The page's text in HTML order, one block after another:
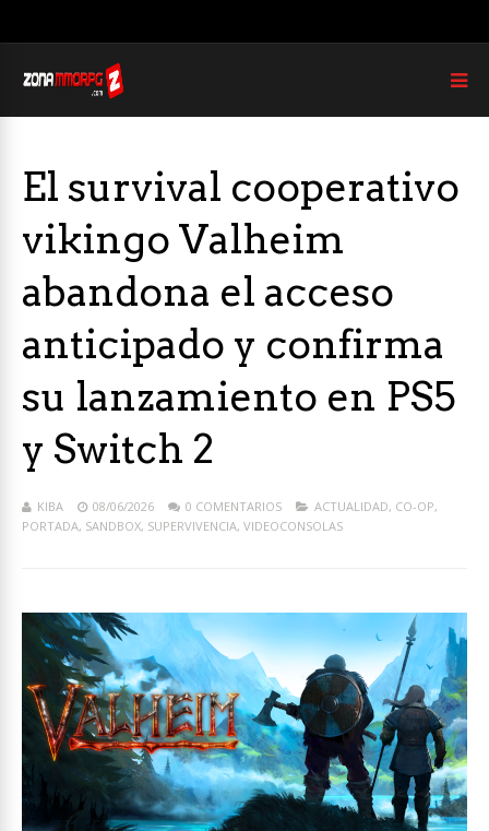
El survival cooperativo
vikingo Valheim
abandona el acceso
anticipado y confirma
su lanzamiento en PS5
y Switch 2
KIBA 08/06/2026 0 COMENTARIOS ACTUALIDAD, CO-OP,
PORTADA, SANDBOX, SUPERVIVENCIA, VIDEOCONSOLAS